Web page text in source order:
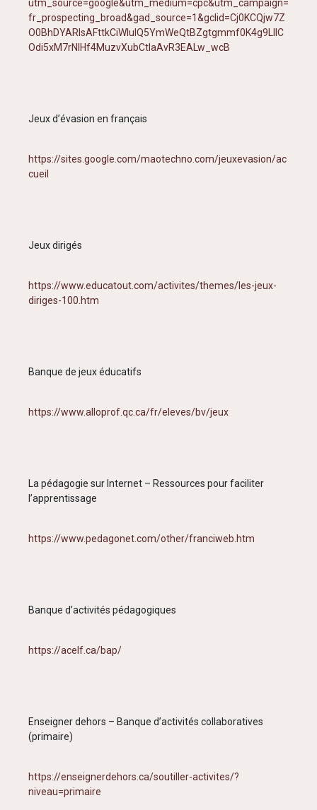
utm_source=google&utm_medium=cpc&utm_campaign=
fr_prospecting_broad&gad_source=1&gclid=Cj0KCQjw7Z
O0BhDYARIsAFttkCiWluIQ5YmWeQtBZgtgmmf0K4g9LIIC
Odi5xM7rNlHf4MuzvXubCtIaAvR3EALw_wcB
Jeux d’évasion en français
https://sites.google.com/maotechno.com/jeuxevasion/ac
cueil
Jeux dirigés
https://www.educatout.com/activites/themes/les-jeux-
diriges-100.htm
Banque de jeux éducatifs
https://www.alloprof.qc.ca/fr/eleves/bv/jeux
La pédagogie sur Internet – Ressources pour faciliter
l’apprentissage
https://www.pedagonet.com/other/franciweb.htm
Banque d’activités pédagogiques
https://acelf.ca/bap/
Enseigner dehors – Banque d’activités collaboratives
(primaire)
https://enseignerdehors.ca/soutiller-activites/?
niveau=primaire